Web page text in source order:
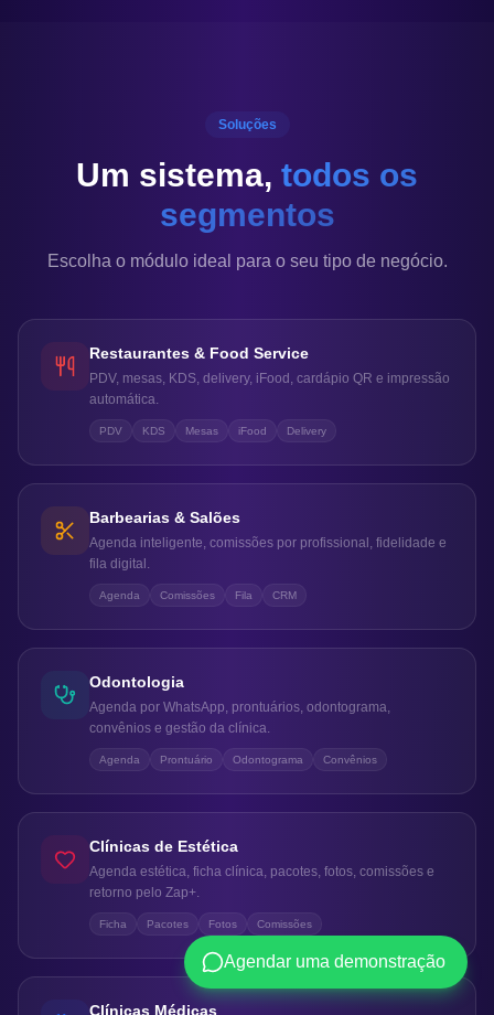
Soluções
Um sistema, todos os
segmentos
Escolha o módulo ideal para o seu tipo de negócio.
Restaurantes & Food Service
PDV, mesas, KDS, delivery, iFood, cardápio QR e impressão
automática.
PDV KDS Mesas iFood Delivery
Barbearias & Salões
Agenda inteligente, comissões por profissional, fidelidade e
fila digital.
Agenda Comissões Fila CRM
Odontologia
Agenda por WhatsApp, prontuários, odontograma,
convênios e gestão da clínica.
Agenda Prontuário Odontograma Convênios
Clínicas de Estética
Agenda estética, ficha clínica, pacotes, fotos, comissões e
retorno pelo Zap+.
Ficha Pacotes Fotos Comissões
Clínicas Médicas
Agendar uma demonstração